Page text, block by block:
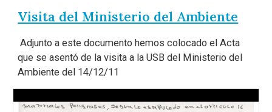
Visita del Ministerio del Ambiente
Adjunto a este documento hemos colocado el Acta
que se asentó de la visita a la USB del Ministerio del
Ambiente del 14/12/11